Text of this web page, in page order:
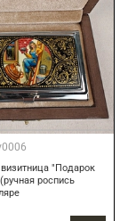
"Подарок
роспись